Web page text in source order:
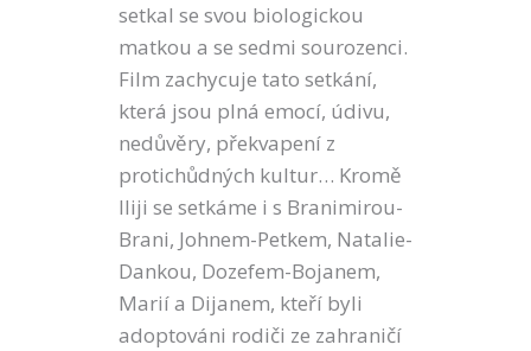
setkal se svou biologickou
matkou a se sedmi sourozenci.
Film zachycuje tato setkání,
která jsou plná emocí, údivu,
nedůvěry, překvapení z
protichůdných kultur… Kromě
Iliji se setkáme i s Branimirou-
Brani, Johnem-Petkem, Natalie-
Dankou, Dozefem-Bojanem,
Marií a Dijanem, kteří byli
adoptováni rodiči ze zahraničí